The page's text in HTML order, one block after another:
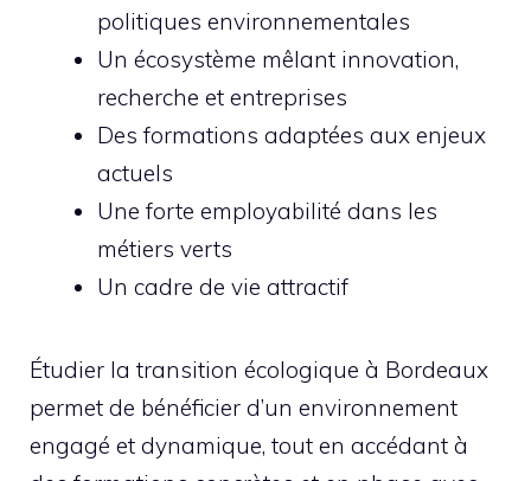
politiques environnementales
Un écosystème mêlant innovation,
recherche et entreprises
Des formations adaptées aux enjeux
actuels
Une forte employabilité dans les
métiers verts
Un cadre de vie attractif
Étudier la transition écologique à Bordeaux
permet de bénéficier d’un environnement
engagé et dynamique, tout en accédant à